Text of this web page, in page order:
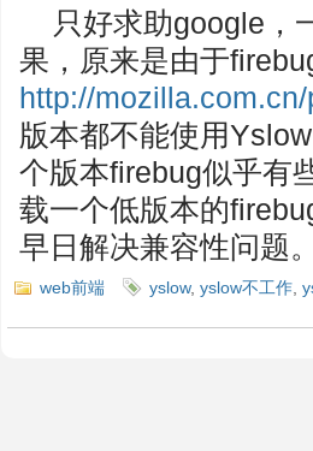
只好求助google，
果，原来是由于
http://
版本都不能使用
个版本firebug似乎有
载一个低版本的
早日解决兼容性问题。
web前端 yslow, yslow不工作